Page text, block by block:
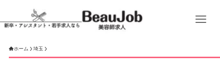
ホーム 埼玉